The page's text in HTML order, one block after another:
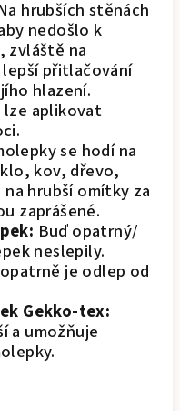
hrubších stěnách
nedošlo k
zvláště na
přitlačování
hlazení.
lze aplikovat
se hodí na
kov, dřevo,
hrubší omítky za
zaprášené.
Buď opatrný/
neslepily.
je odlep od
Gekko-tex:
a umožňuje